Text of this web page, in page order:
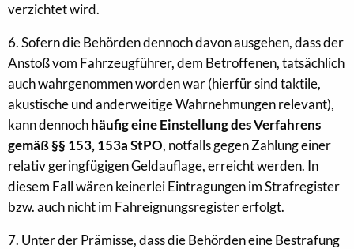
verzichtet wird.
6. Sofern die Behörden dennoch davon ausgehen, dass der
Anstoß vom Fahrzeugführer, dem Betroffenen, tatsächlich
auch wahrgenommen worden war (hierfür sind taktile,
akustische und anderweitige Wahrnehmungen relevant),
kann dennochhäufig eine Einstellung des Verfahrens
gemäß §§ 153, 153a StPO, notfalls gegen Zahlung einer
relativ geringfügigen Geldauflage, erreicht werden. In
diesem Fall wären keinerlei Eintragungen im Strafregister
bzw. auch nicht im Fahreignungsregister erfolgt.
7. Unter der Prämisse, dass die Behörden eine Bestrafung